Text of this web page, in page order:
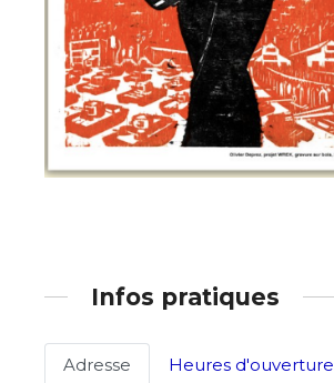
Infos pratiques
Adresse
Heures d'ouverture